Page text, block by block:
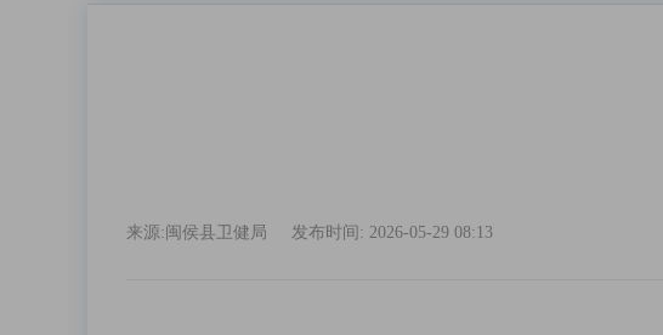
来源:闽侯县卫健局 发布时间: 2026-05-29 08:13